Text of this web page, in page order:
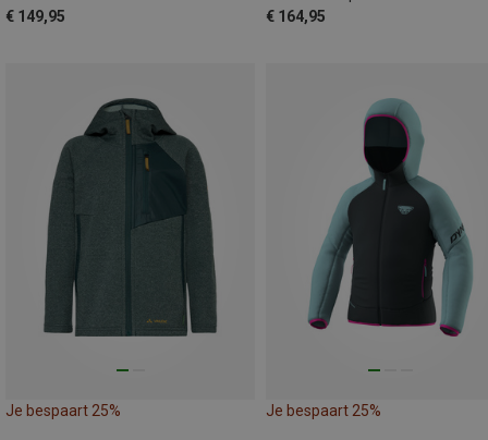
€ 149,95
€ 164,95
Je bespaart 25% Je bespaart 25%